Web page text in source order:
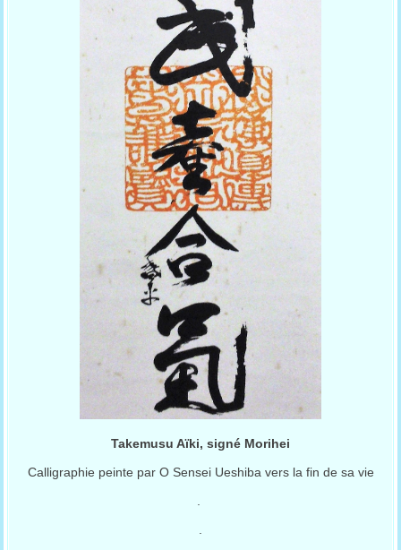
Takemusu Aïki, signé Morihei
Calligraphie peinte par O Sensei Ueshiba vers la fin de sa vie